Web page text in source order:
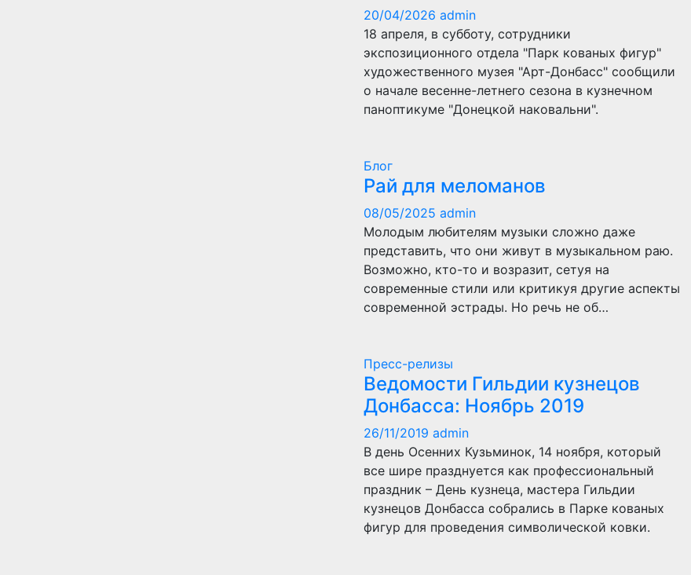
20/04/2026 admin
18 апреля, в субботу, сотрудники
экспозиционного отдела "Парк кованых фигур"
художественного музея "Арт-Донбасс" сообщили
о начале весенне-летнего сезона в кузнечном
паноптикуме "Донецкой наковальни".
Блог
Рай для меломанов
08/05/2025 admin
Молодым любителям музыки сложно даже
представить, что они живут в музыкальном раю.
Возможно, кто-то и возразит, сетуя на
современные стили или критикуя другие аспекты
современной эстрады. Но речь не об…
Пресс-релизы
Ведомости Гильдии кузнецов
Донбасса: Ноябрь 2019
26/11/2019 admin
В день Осенних Кузьминок, 14 ноября, который
все шире празднуется как профессиональный
праздник – День кузнеца, мастера Гильдии
кузнецов Донбасса собрались в Парке кованых
фигур для проведения символической ковки.